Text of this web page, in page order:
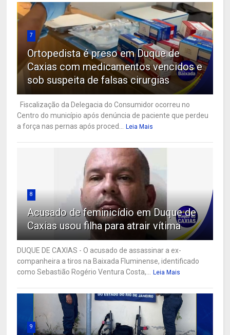
7
Ortopedista é preso em Duque de
Caxias com medicamentos vencidos e
sob suspeita de falsas cirurgias
Fiscalização da Delegacia do Consumidor ocorreu no
Centro do município após denúncia de paciente que perdeu
a força nas pernas após proced...
Leia Mais
8
Acusado de feminicídio em Duque de
Caxias usou filha para atrair vítima
DUQUE DE CAXIAS - O acusado de assassinar a ex-
companheira a tiros na Baixada Fluminense, identificado
como Sebastião Rogério Ventura Costa,...
Leia Mais
9